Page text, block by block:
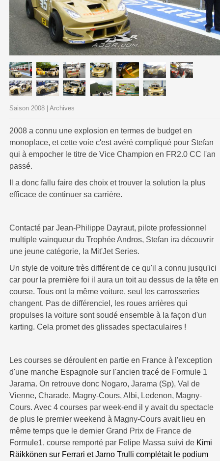
Saison 2008 | Archives
2008 a connu une explosion en termes de budget en
monoplace, et cette voie c'est avéré compliqué pour Stefan
qui à empocher le titre de Vice Champion en FR2.0 CC l'an
passé.
Il a donc fallu faire des choix et trouver la solution la plus
efficace de continuer sa carrière.
Contacté par Jean-Philippe Dayraut, pilote professionnel
multiple vainqueur du Trophée Andros, Stefan ira découvrir
une jeune catégorie, la Mit'Jet Series.
Un style de voiture très différent de ce qu'il a connu jusqu'ici
car pour la première foi il aura un toit au dessus de la tête en
course. Tous ont la même voiture, seul les carrosseries
changent. Pas de différenciel, les roues arrières qui
propulses la voiture sont soudé ensemble à la façon d'un
karting. Cela promet des glissades spectaculaires !
Les courses se déroulent en partie en France à l'exception
d'une manche Espagnole sur l'ancien tracé de Formule 1
Jarama. On retrouve donc Nogaro, Jarama (Sp), Val de
Vienne, Charade, Magny-Cours, Albi, Ledenon, Magny-
Cours. Avec 4 courses par week-end il y avait du spectacle
de plus le premier weekend à Magny-Cours avait lieu en
même temps que le dernier Grand Prix de France de
Formule1, course remporté par Felipe Massa suivi de Kimi
Räikkönen sur Ferrari et Jarno Trulli complétait le podium